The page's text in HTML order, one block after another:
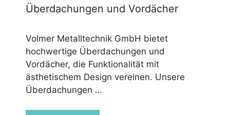
Überdachungen und Vordächer
Volmer Metalltechnik GmbH bietet
hochwertige Überdachungen und
Vordächer, die Funktionalität mit
ästhetischem Design vereinen. Unsere
Überdachungen …